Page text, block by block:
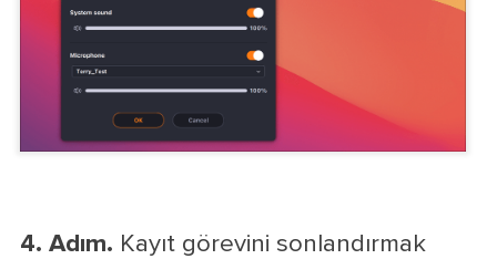
4. Adım. Kayıt görevini sonlandırmak